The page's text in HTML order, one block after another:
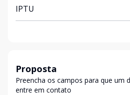
IPTU
Proposta
Preencha os campos para que um
entre em contato